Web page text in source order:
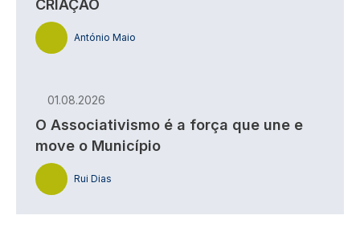
CRIAÇÃO
António Maio
01.08.2026
O Associativismo é a força que une e
move o Município
Rui Dias